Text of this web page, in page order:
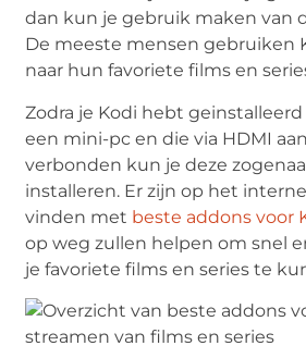
dan kun je gebruik maken van
De meeste mensen gebruiken
naar hun favoriete films en
Zodra je Kodi hebt
een mini-pc en die via HDMI
verbonden kun je deze
installeren. Er zijn op het
vinden met beste addons voor
op weg zullen helpen om snel
je favoriete films en series te